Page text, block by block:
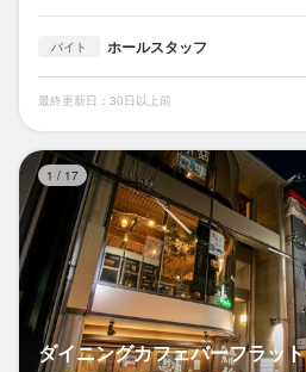
バイト ホールスタッフ
最終更新日：30日以上前
1 / 17
ダイニングカフェバーフラット